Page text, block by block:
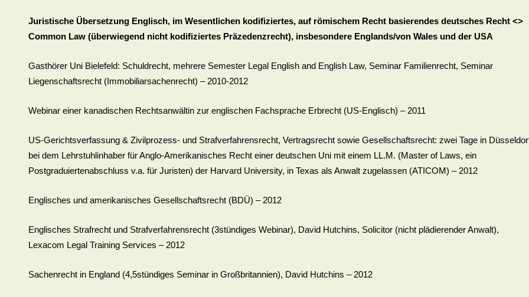
Juristische Übersetzung Englisch, im Wesentlichen kodifiziertes, auf römischem Recht basierendes deutsches Recht <>
Common Law (überwiegend nicht kodifiziertes Präzedenzrecht), insbesondere Englands/von Wales und der USA
Gasthörer Uni Bielefeld: Schuldrecht, mehrere Semester Legal English and English Law, Seminar Familienrecht, Seminar
Liegenschaftsrecht (Immobiliarsachenrecht) – 2010-2012
Webinar einer kanadischen Rechtsanwältin zur englischen Fachsprache Erbrecht (US-Englisch) – 2011
US-Gerichtsverfassung & Zivilprozess- und Strafverfahrensrecht, Vertragsrecht sowie Gesellschaftsrecht: zwei Tage in
bei dem Lehrstuhlinhaber für Anglo-Amerikanisches Recht einer deutschen Uni mit einem LL.M. (Master of Laws, ein
Postgraduiertenabschluss v.a. für Juristen) der Harvard University, in Texas als Anwalt zugelassen (ATICOM) – 2012
Englisches und amerikanisches Gesellschaftsrecht (BDÜ) – 2012
Englisches Strafrecht und Strafverfahrensrecht (3stündiges Webinar), David Hutchins, Solicitor (nicht plädierender Anwalt),
Lexacom Legal Training Services – 2012
Sachenrecht in England (4,5stündiges Seminar in Großbritannien), David Hutchins – 2012